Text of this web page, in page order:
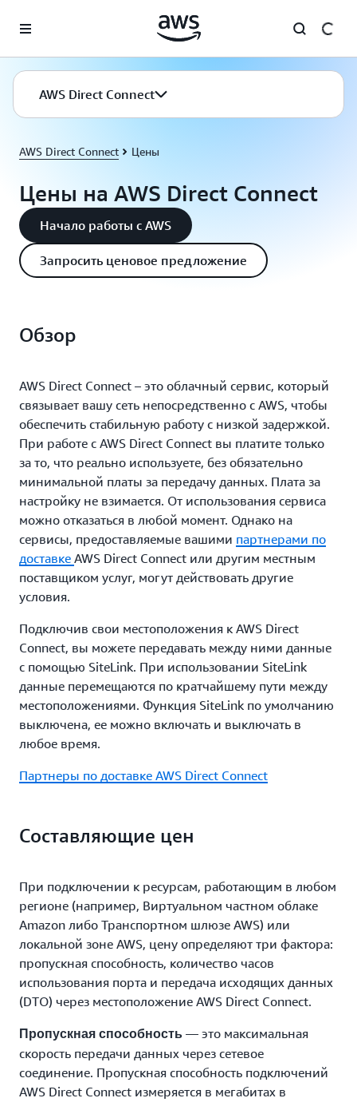
Перейти к главному контенту
AWS Direct Connect
AWS Direct Connect Цены
Цены на AWS Direct Connect
Начало работы с AWS
Запросить ценовое предложение
Обзор
AWS Direct Connect – это облачный сервис, который
связывает вашу сеть непосредственно с AWS, чтобы
обеспечить стабильную работу с низкой задержкой.
При работе с AWS Direct Connect вы платите только
за то, что реально используете, без обязательно
минимальной платы за передачу данных. Плата за
настройку не взимается. От использования сервиса
можно отказаться в любой момент. Однако на
сервисы, предоставляемые вашими партнерами по
доставке AWS Direct Connect или другим местным
поставщиком услуг, могут действовать другие
условия.
Подключив свои местоположения к AWS Direct
Connect, вы можете передавать между ними данные
с помощью SiteLink. При использовании SiteLink
данные перемещаются по кратчайшему пути между
местоположениями. Функция SiteLink по умолчанию
выключена, ее можно включать и выключать в
любое время.
Партнеры по доставке AWS Direct Connect
Составляющие цен
При подключении к ресурсам, работающим в любом
регионе (например, Виртуальном частном облаке
Amazon либо Транспортном шлюзе AWS) или
локальной зоне AWS, цену определяют три фактора:
пропускная способность, количество часов
использования порта и передача исходящих данных
(DTO) через местоположение AWS Direct Connect.
Пропускная способность — это максимальная
скорость передачи данных через сетевое
соединение. Пропускная способность подключений
AWS Direct Connect измеряется в мегабитах в